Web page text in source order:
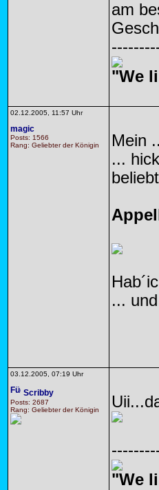
am
"We
02.12.2005, 11:57 Uhr
magic
Posts: 1566
Rang: Geliebter der Königin
Mein
...
...
03.12.2005, 07:19 Uhr
Scribby
Posts: 2687
Rang: Geliebter der Königin
"We